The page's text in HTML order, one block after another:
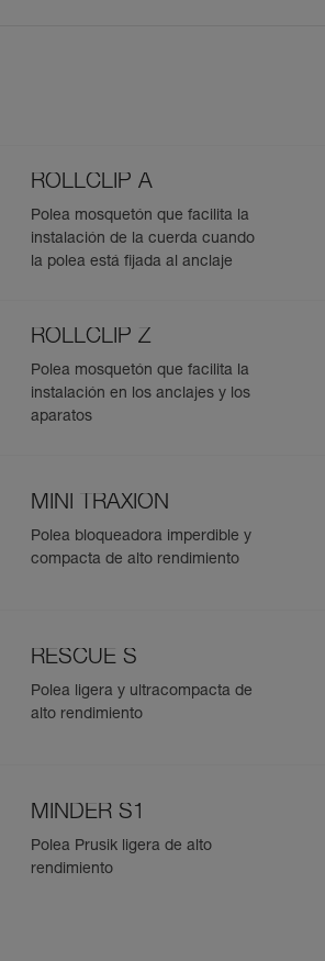
ROLLCLIP A
Polea mosquetón que facilita la
instalación de la cuerda cuando
la polea está fijada al anclaje
ROLLCLIP Z
Polea mosquetón que facilita la
instalación en los anclajes y los
aparatos
MINI TRAXION
Polea bloqueadora imperdible y
compacta de alto rendimiento
RESCUE S
Polea ligera y ultracompacta de
alto rendimiento
MINDER S1
Polea Prusik ligera de alto
rendimiento